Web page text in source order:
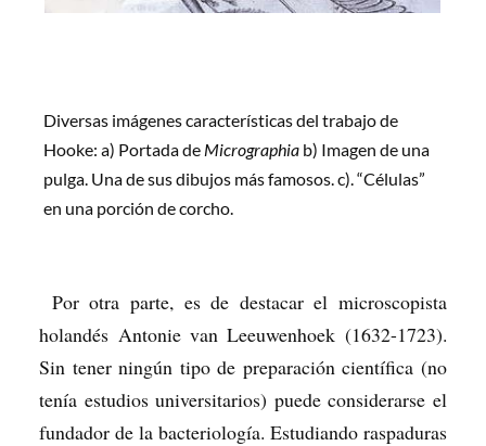
Diversas imágenes características del trabajo de
Hooke: a) Portada de Micrographia b) Imagen de una
pulga. Una de sus dibujos más famosos. c). “Células”
en una porción de corcho.
Por otra parte, es de destacar el microscopista
holandés Antonie van Leeuwenhoek (1632-1723).
Sin tener ningún tipo de preparación científica (no
tenía estudios universitarios) puede considerarse el
fundador de la bacteriología. Estudiando raspaduras